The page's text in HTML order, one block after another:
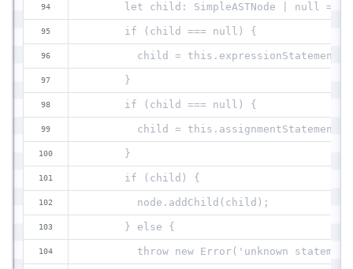
let child: SimpleASTNode | null =
      if (child === null) {
child =
      }
      if (child === null) {
child =
      }
      if (child) {
        node.addChild(child);
      } else {
throw new Error('unknown